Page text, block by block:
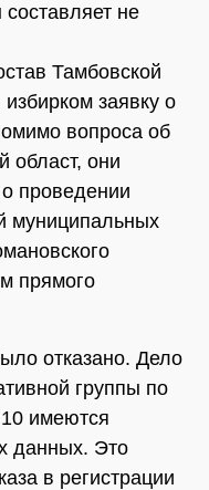
не
Тамбовской
заявку о
вопроса об
област, они
проведении
муниципальных
прямого
отказано. Дело
группы по
имеются
данных. Это
в регистрации